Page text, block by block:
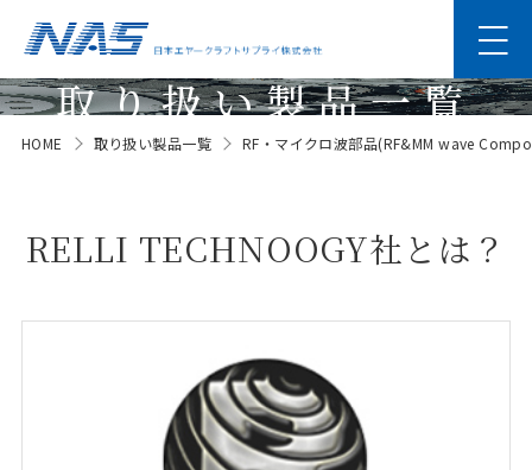
取り扱い製品一覧
Products
HOME 取り扱い製品一覧 RF・マイクロ波部品(RF&MM wave
RELLI TECHNOOGY社とは？